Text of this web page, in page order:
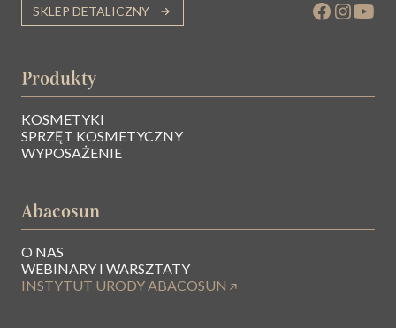
SKLEP DETALICZNY
Produkty
KOSMETYKI
SPRZĘT KOSMETYCZNY
WYPOSAŻENIE
Abacosun
O NAS
WEBINARY I WARSZTATY
INSTYTUT URODY ABACOSUN